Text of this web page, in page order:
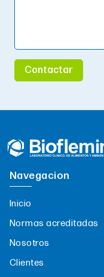
Contactar
Navegacion
Inicio
Normas acreditadas
Nosotros
Clientes